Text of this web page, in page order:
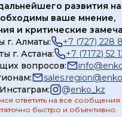
водяным
также в
наружными
котельных с
прилегающим
Управление
горения
через
развития
ваше мнение,
и критические
г. Алматы:
+7 (727) 228
г. Астана:
+7 (7172) 52
вопросов:
Инстаграм:
@enko_kz
ответить на все сообщения
быстро и объективно.